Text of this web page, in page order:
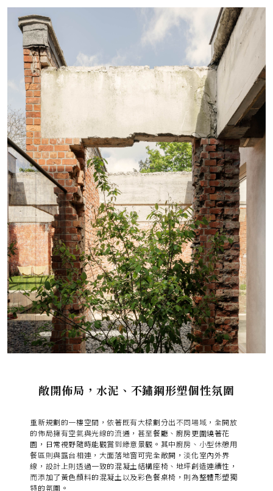
敞開佈局，水泥、不鏽鋼形塑個性氛圍
重新規劃的一樓空間，依著既有大樑劃分出不同場域，全開放
的佈局擁有空氣與光線的流通，甚至餐廳、廚房更圍繞著花
園，日常視野隨時能觀賞到綠意景觀。 其中廚房、小型休憩用
餐區則與露台相連， 大面落地窗可完全敞開，淡化室內外界
線 ，設計上則透過一致的混凝土結構座椅、地坪創造連續性，
而添加了黃色顏料的混凝土以及彩色餐桌椅，則為整體形塑獨
特的氛圍。